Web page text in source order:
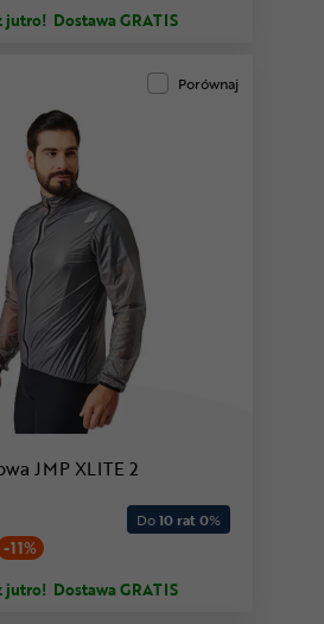
jutro! Dostawa GRATIS
Porównaj
JMP XLITE 2
-11%
Do10 rat 0%
jutro! Dostawa GRATIS